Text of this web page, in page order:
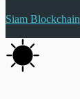
Siam Blockchain